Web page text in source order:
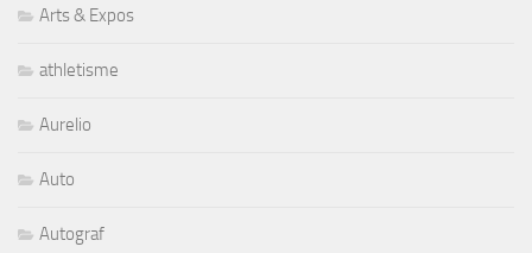
Arts & Expos
athletisme
Aurelio
Auto
Autograf